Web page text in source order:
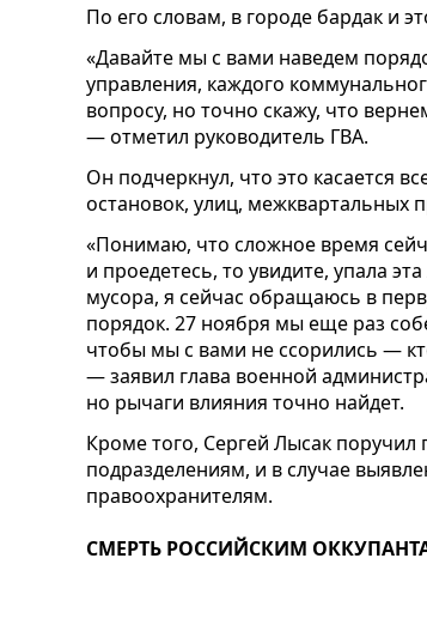
По его словам, в городе бардак и
«Давайте мы с вами наведем
управления, каждого
вопросу, но точно скажу, что
— отметил руководитель ГВА.
Он подчеркнул, что это касается
остановок, улиц, межквартальных
«Понимаю, что сложное время
и проедетесь, то увидите, упала
мусора, я сейчас обращаюсь в
порядок. 27 ноября мы еще раз
чтобы мы с вами не ссорились —
— заявил глава военной
но рычаги влияния точно найдет.
Кроме того, Сергей Лысак поручил
подразделениям, и в случае
правоохранителям.
СМЕРТЬ РОССИЙСКИМ